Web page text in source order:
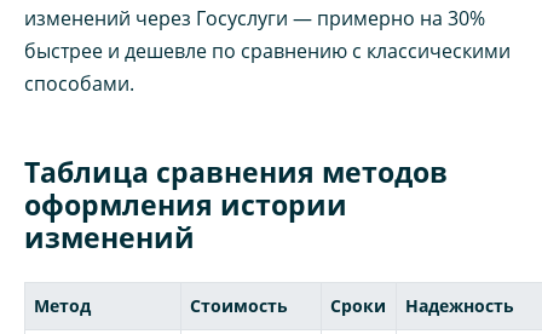
изменений через Госуслуги — примерно на 30%
быстрее и дешевле по сравнению с классическими
способами.
Таблица сравнения методов
оформления истории
изменений
Метод Стоимость Сроки Надежность